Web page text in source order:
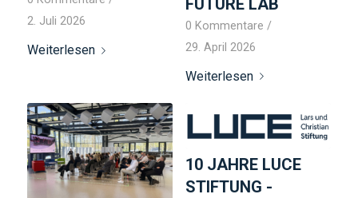
2. Juli 2026
Weiterlesen
0 Kommentare /
29. April 2026
Weiterlesen
10 JAHRE LUCE
STIFTUNG -